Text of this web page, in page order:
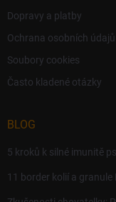
Dopravy a platby
Ochrana osobních údajů
Soubory cookies
Často kladené otázky
BLOG
5 kroků k silné imunitě
11 border kolií a